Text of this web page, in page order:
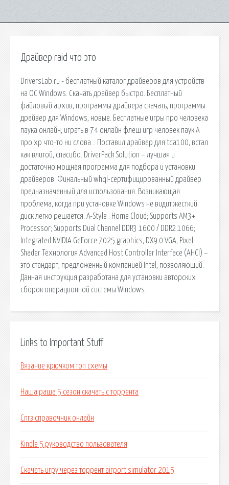
Драйвер raid что это
DriversLab.ru - бесплатный каталог драйверов для устройств
на ОС Windows. Скачать драйвер быстро. Бесплатный
файловый архив, программы драйвера скачать, программы
драйвер для Windows, новые. Бесплатные игры про человека
паука онлайн, играть в 74 онлайн флеш игр человек паук А
про xp что-то ни слова… Поставил драйвер для tda100, встал
как влитой, спасибо. DriverPack Solution – лучшая и
достаточно мощная программа для подбора и установки
драйверов. Финальный whql-сертифицированный драйвер
предназначенный для использования. Возникающая
проблема, когда при установке Windows не видит жесткий
диск легко решается. A-Style : Home Cloud; Supports AM3+
Processor; Supports Dual Channel DDR3 1600 / DDR2 1066;
Integrated NVIDIA GeForce 7025 graphics, DX9.0 VGA, Pixel
Shader Технология Advanced Host Controller Interface (AHCI) –
это стандарт, предложенный компанией Intel, позволяющий.
Данная инструкция разработана для установки авторских
сборок операционной системы Windows.
Links to Important Stuff
Вязание крючком топ схемы
Наша раша 5 сезон скачать с торрента
Спгз справочник онлайн
Kindle 5 руководство пользователя
Скачать игру через торрент airport simulator 2015